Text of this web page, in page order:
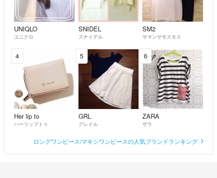
UNIQLO
ユニクロ
SNIDEL
スナイデル
SM2
サマンサモスモス
4
Her lip to
ハーリップトゥ
5
GRL
グレイル
6
ZARA
ザラ
ロングワンピース/マキシワンピースの人気ブランドランキング